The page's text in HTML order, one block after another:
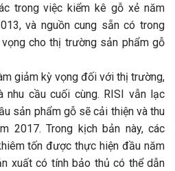
trong việc kiểm kê gỗ xẻ năm
và nguồn cung sẵn có trong
cho thị trường sản phẩm gỗ
giảm kỳ vọng đối với thị trường,
nhu cầu cuối cùng. RISI vẫn lạc
sản phẩm gỗ sẽ cải thiện và thu
2017. Trong kịch bản này, các
tốn được thực hiện đầu năm
xuất có tính bảo thủ có thể dẫn